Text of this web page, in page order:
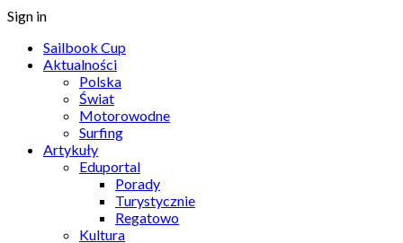
Sign in
Sailbook Cup
Aktualności
Polska
Świat
Motorowodne
Surfing
Artykuły
Eduportal
Porady
Turystycznie
Regatowo
Kultura